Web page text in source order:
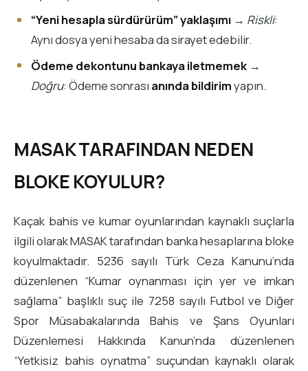
“Yeni hesapla sürdürürüm” yaklaşımı→ Riskli:
Aynı dosya yeni hesaba da sirayet edebilir.
Ödeme dekontunu bankaya iletmemek→
Doğru: Ödeme sonrası anında bildirimyapın.
MASAK TARAFINDAN NEDEN
BLOKE KOYULUR?
Kaçak bahis ve kumar oyunlarından kaynaklı suçlarla
ilgili olarak MASAK tarafından banka hesaplarına bloke
koyulmaktadır. 5236 sayılı Türk Ceza Kanunu’nda
düzenlenen “Kumar oynanması için yer ve imkan
sağlama” başlıklı suç ile 7258 sayılı Futbol ve Diğer
Spor Müsabakalarında Bahis ve Şans Oyunları
Düzenlemesi Hakkında Kanun’nda düzenlenen
“Yetkisiz bahis oynatma” suçundan kaynaklı olarak